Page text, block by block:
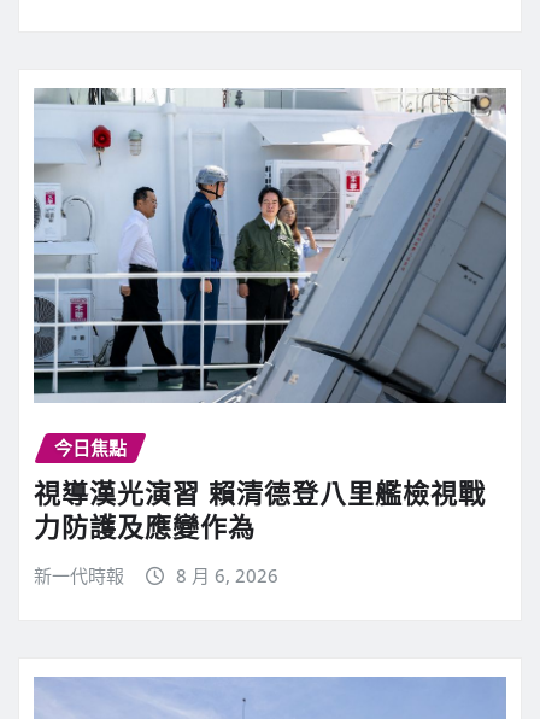
今日焦點
視導漢光演習 賴清德登八里艦檢視戰
力防護及應變作為
新一代時報 8 月 6, 2026